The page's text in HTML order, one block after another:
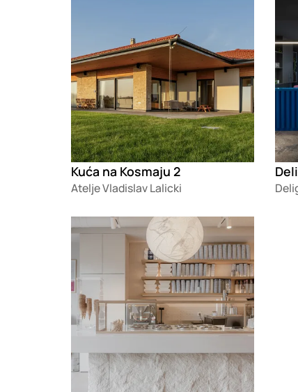
Kuća na Kosmaju 2
Atelje Vladislav Lalicki
Loading